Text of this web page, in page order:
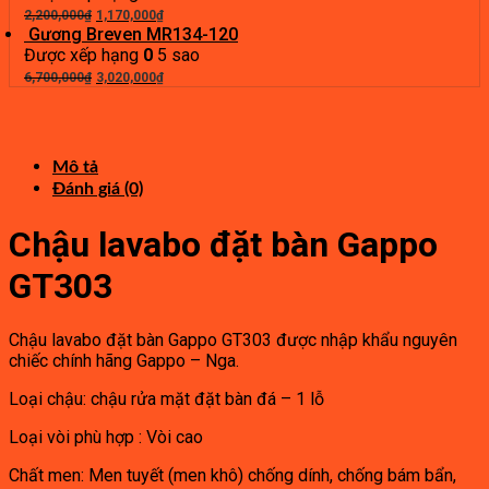
6,200,000₫.
là:
3,410,000₫.
2,200,000₫ Giá
gốc
là:
2,200,000₫.
1,170,000₫Giá
hiện
tại
là:
Gương Breven MR134-120
Được xếp hạng 0 5 sao
6,700,000₫ Giá
3,020,000₫Giá
Mô tả
Đánh giá (0)
Chậu lavabo đặt bàn Gappo
GT303
Chậu lavabo đặt bàn Gappo GT303 được nhập khẩu nguyên
chiếc chính hãng Gappo – Nga.
Loại chậu: chậu rửa mặt đặt bàn đá – 1 lỗ
Loại vòi phù hợp : Vòi cao
Chất men: Men tuyết (men khô) chống dính, chống bám bẩn,